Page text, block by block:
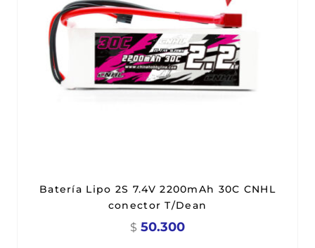
Batería Lipo 2S 7.4V 2200mAh 30C CNHL
conector T/Dean
$ 50.300